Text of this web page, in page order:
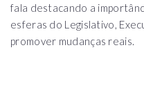
fala destacando a
esferas do Legislativo,
promover mudanças reais.